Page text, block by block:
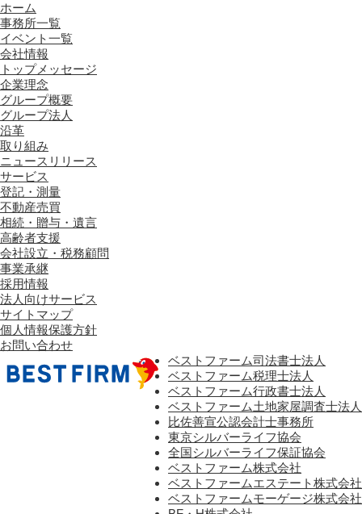
ホーム
事務所一覧
イベント一覧
会社情報
トップメッセージ
企業理念
グループ概要
グループ法人
沿革
取り組み
ニュースリリース
サービス
登記・測量
不動産売買
相続・贈与・遺言
高齢者支援
会社設立・税務顧問
事業承継
採用情報
法人向けサービス
サイトマップ
個人情報保護方針
お問い合わせ
ベストファーム司法書士法人
ベストファーム税理士法人
ベストファーム行政書士法人
ベストファーム土地家屋調査士法人
比佐善宣公認会計士事務所
東京シルバーライフ協会
全国シルバーライフ保証協会
ベストファーム株式会社
ベストファームエステート株式会社
ベストファームモーゲージ株式会社